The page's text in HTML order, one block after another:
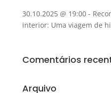
30.10.2025 @ 19:00 -
interior: Uma viagem de
Comentários
Arquivo